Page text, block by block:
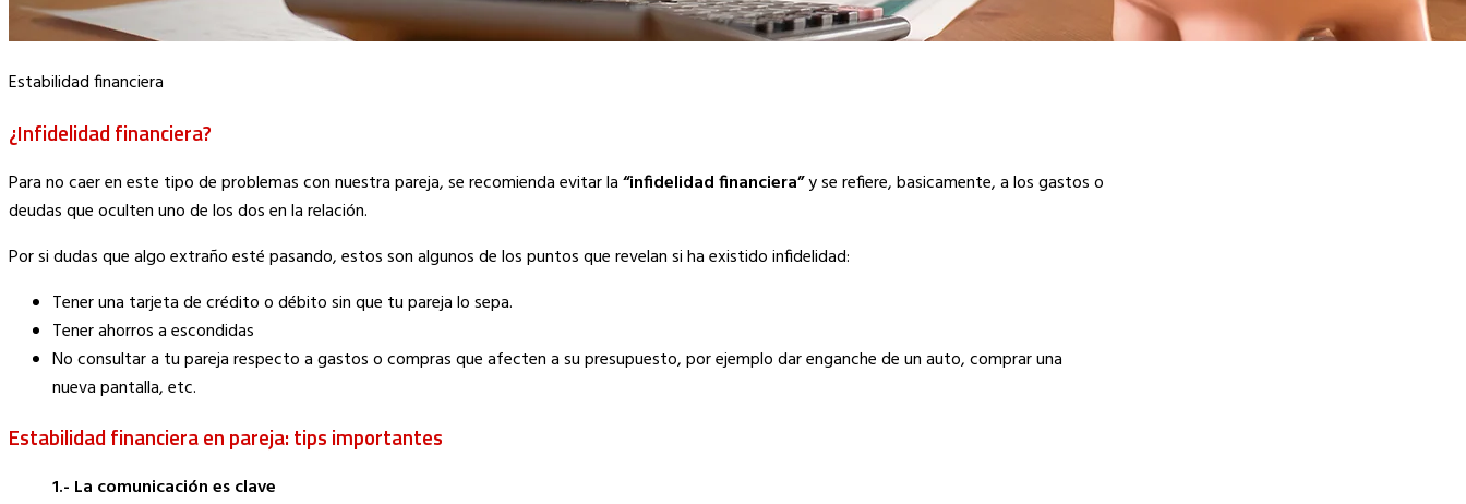
Estabilidad financiera
¿Infidelidad financiera?
Para no caer en este tipo de problemas con nuestra pareja, se recomienda evitar la“infidelidad financiera”y se refiere, basicamente, a los gastos o
deudas que oculten uno de los dos en la relación.
Por si dudas que algo extraño esté pasando, estos son algunos de los puntos que revelan si ha existido infidelidad:
Tener una tarjeta de crédito o débito sin que tu pareja lo sepa.
Tener ahorros a escondidas
No consultar a tu pareja respecto a gastos o compras que afecten a su presupuesto, por ejemplo dar enganche de un auto, comprar una
nueva pantalla, etc.
Estabilidad financiera en pareja: tips importantes
1.- La comunicación es clave